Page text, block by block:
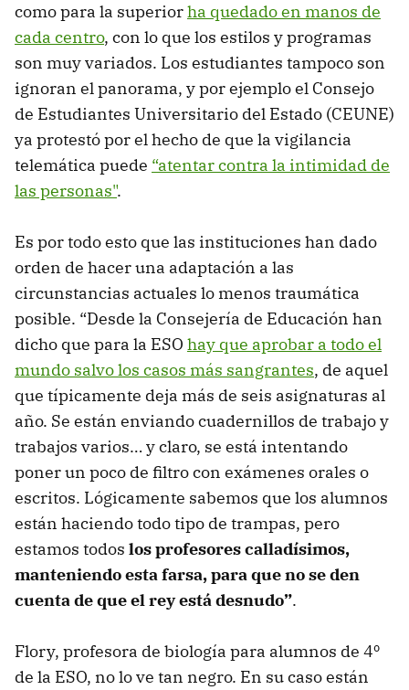
como para la superiorha quedado en manos de
cada centro, con lo que los estilos y programas
son muy variados. Los estudiantes tampoco son
ignoran el panorama, y por ejemplo el Consejo
de Estudiantes Universitario del Estado (CEUNE)
ya protestó por el hecho de que la vigilancia
telemática puede “atentar contra la intimidad de
las personas".
Es por todo esto que las instituciones han dado
orden de hacer una adaptación a las
circunstancias actuales lo menos traumática
posible. “Desde la Consejería de Educación han
dicho que para la ESO hay que aprobar a todo el
mundo salvo los casos más sangrantes, de aquel
que típicamente deja más de seis asignaturas al
año. Se están enviando cuadernillos de trabajo y
trabajos varios… y claro, se está intentando
poner un poco de filtro con exámenes orales o
escritos. Lógicamente sabemos que los alumnos
están haciendo todo tipo de trampas, pero
estamos todos los profesores calladísimos,
manteniendo esta farsa, para que no se den
cuenta de que el rey está desnudo”.
Flory, profesora de biología para alumnos de 4º
de la ESO, no lo ve tan negro. En su caso están